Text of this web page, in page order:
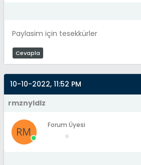
Paylasim için tesekkürler
Cevapla
10-10-2022, 11:52 PM
rmznyldlz
Forum Üyesi